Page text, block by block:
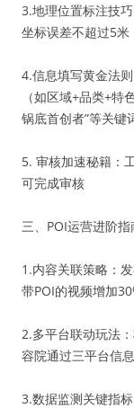
3.地理位置标注技
坐标误差不超过5米
4.信息填写黄金法
（如区域+品类+特
锅底首创者”等关键
5. 审核加速秘籍：
可完成审核
三、POI运营进阶指
1.内容关联策略：
带POI的视频增加
2.多平台联动玩法
容院通过三平台信
3.数据监测关键指